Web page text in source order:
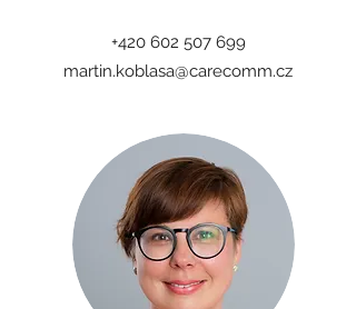
+420 602 507 699
martin.koblasa@carecomm.cz